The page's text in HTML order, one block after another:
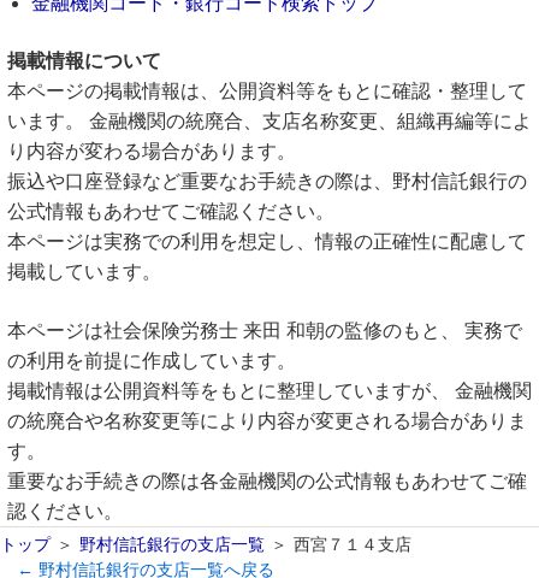
掲載情報について
本ページの掲載情報は、公開資料等をもとに確認・整理して
います。 金融機関の統廃合、支店名称変更、組織再編等によ
り内容が変わる場合があります。
振込や口座登録など重要なお手続きの際は、野村信託銀行の
公式情報もあわせてご確認ください。
本ページは実務での利用を想定し、情報の正確性に配慮して
掲載しています。
本ページは社会保険労務士 来田 和朝の監修のもと、 実務で
の利用を前提に作成しています。
掲載情報は公開資料等をもとに整理していますが、 金融機関
の統廃合や名称変更等により内容が変更される場合がありま
す。
重要なお手続きの際は各金融機関の公式情報もあわせてご確
認ください。
トップ 野村信託銀行の支店一覧
西宮７１４支店
← 野村信託銀行の支店一覧へ戻る